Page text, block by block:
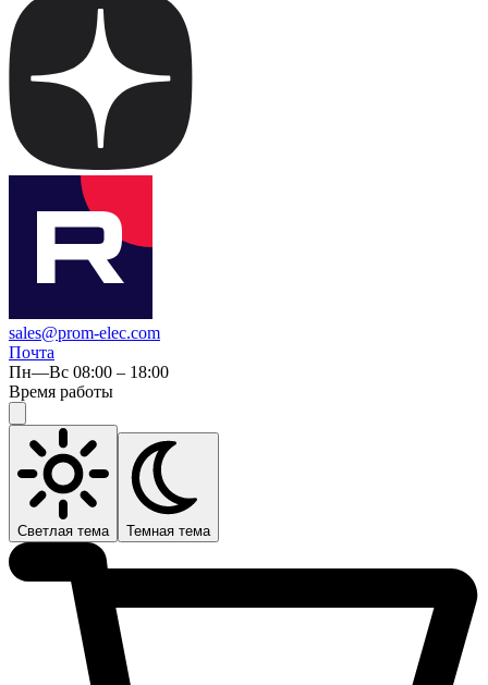
sales@prom-elec.com
Почта
Пн—Вс 08:00 – 18:00
Время работы
Светлая тема Темная тема